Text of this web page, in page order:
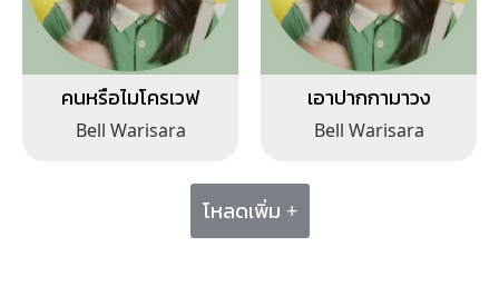
คนหรือไมโครเวฟ
Bell Warisara
เอาปากกามาวง
Bell Warisara
โหลดเพิ่ม +